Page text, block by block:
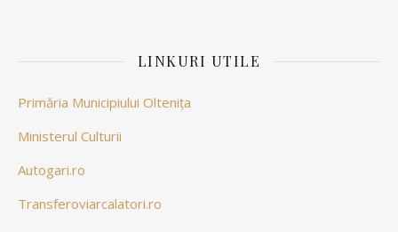
LINKURI UTILE
Primăria Municipiului Oltenița
Ministerul Culturii
Autogari.ro
Transferoviarcalatori.ro